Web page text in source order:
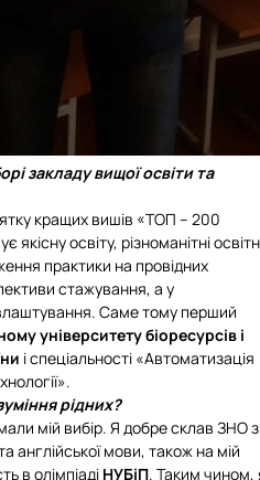
закладу вищої освіти та
кращих вишів «ТОП – 200
освіту, різноманітні
практики на провідних
стажування, а у
Саме тому перший
університету біоресурсів і
і спеціальності «Автоматизація
рідних?
мій вибір. Я добре склав ЗНО з
англійської мови, також на мій
в олімпіаді НУБіП. Таким чином,